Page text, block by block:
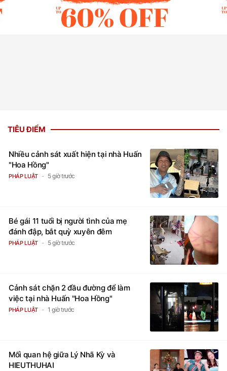
TIÊU ĐIỂM
Nhiều cảnh sát xuất hiện tại nhà Huấn
"Hoa Hồng"
PHÁP LUẬT 5 giờ trước
Bé gái 11 tuổi bị người tình của mẹ
đánh đập, bắt quỳ xuyên đêm
PHÁP LUẬT 5 giờ trước
Cảnh sát chặn 2 đầu đường để làm
việc tại nhà Huấn "Hoa Hồng"
PHÁP LUẬT 1 giờ trước
Mối quan hệ giữa Lý Nhã Kỳ và
HIEUTHUHAI